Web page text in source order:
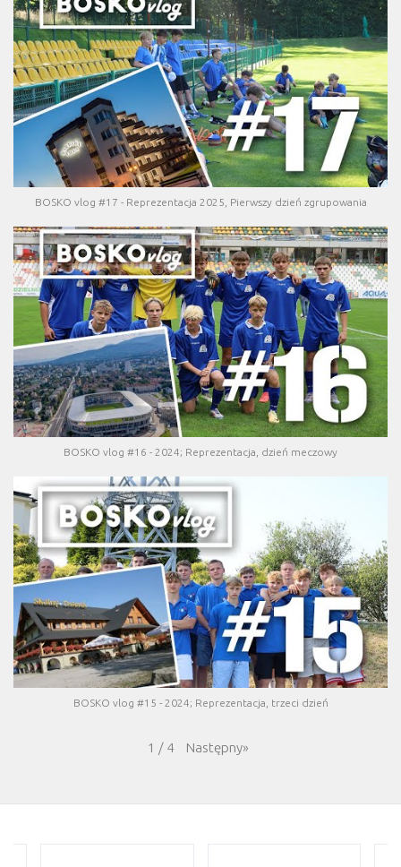
BOSKO vlog #17 - Reprezentacja 2025, Pierwszy dzień zgrupowania
BOSKO vlog #16 - 2024; Reprezentacja, dzień meczowy
BOSKO vlog #15 - 2024; Reprezentacja, trzeci dzień
1 / 4 Następny»